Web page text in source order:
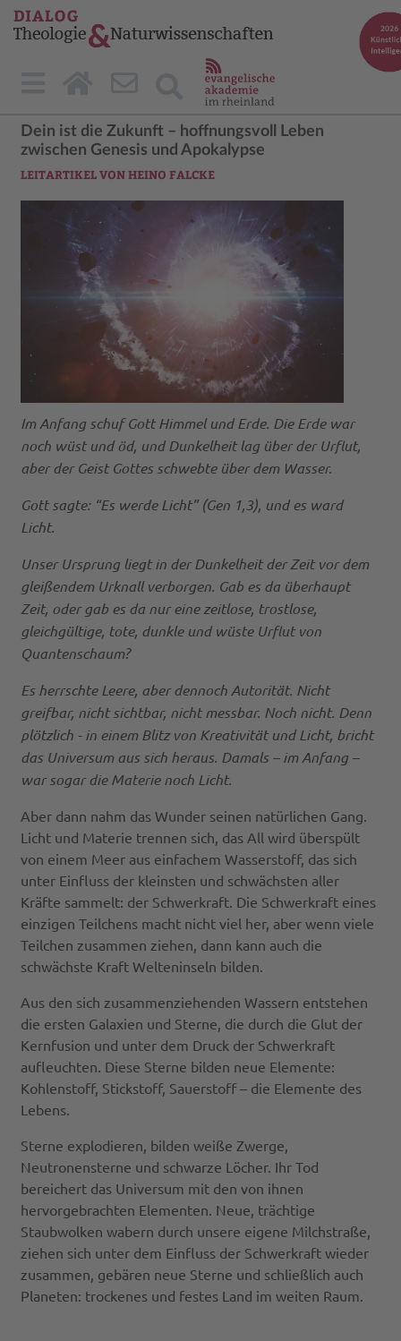
Dein ist die Zukunft – hoffnungsvoll Leben
zwischen Genesis und Apokalypse
LEITARTIKEL VON HEINO FALCKE
Im Anfang schuf Gott Himmel und Erde. Die Erde war
noch wüst und öd, und Dunkelheit lag über der Urflut,
aber der Geist Gottes schwebte über dem Wasser.
Gott sagte: “Es werde Licht” (Gen 1,3), und es ward
Licht.
Unser Ursprung liegt in der Dunkelheit der Zeit vor dem
gleißendem Urknall verborgen. Gab es da überhaupt
Zeit, oder gab es da nur eine zeitlose, trostlose,
gleichgültige, tote, dunkle und wüste Urflut von
Quantenschaum?
Es herrschte Leere, aber dennoch Autorität. Nicht
greifbar, nicht sichtbar, nicht messbar. Noch nicht. Denn
plötzlich - in einem Blitz von Kreativität und Licht, bricht
das Universum aus sich heraus. Damals – im Anfang –
war sogar die Materie noch Licht.
Aber dann nahm das Wunder seinen natürlichen Gang.
Licht und Materie trennen sich, das All wird überspült
von einem Meer aus einfachem Wasserstoff, das sich
unter Einfluss der kleinsten und schwächsten aller
Kräfte sammelt: der Schwerkraft. Die Schwerkraft eines
einzigen Teilchens macht nicht viel her, aber wenn viele
Teilchen zusammen ziehen, dann kann auch die
schwächste Kraft Welteninseln bilden.
Aus den sich zusammenziehenden Wassern entstehen
die ersten Galaxien und Sterne, die durch die Glut der
Kernfusion und unter dem Druck der Schwerkraft
aufleuchten. Diese Sterne bilden neue Elemente:
Kohlenstoff, Stickstoff, Sauerstoff – die Elemente des
Lebens.
Sterne explodieren, bilden weiße Zwerge,
Neutronensterne und schwarze Löcher. Ihr Tod
bereichert das Universum mit den von ihnen
hervorgebrachten Elementen. Neue, trächtige
Staubwolken wabern durch unsere eigene Milchstraße,
ziehen sich unter dem Einfluss der Schwerkraft wieder
zusammen, gebären neue Sterne und schließlich auch
Planeten: trockenes und festes Land im weiten Raum.